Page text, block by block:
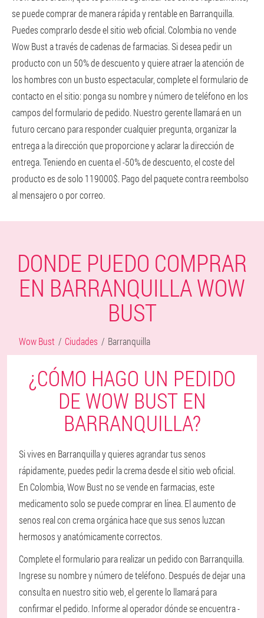
se puede comprar de manera rápida y rentable en Barranquilla.
Puedes comprarlo desde el sitio web oficial. Colombia no vende
Wow Bust a través de cadenas de farmacias. Si desea pedir un
producto con un 50% de descuento y quiere atraer la atención de
los hombres con un busto espectacular, complete el formulario de
contacto en el sitio: ponga su nombre y número de teléfono en los
campos del formulario de pedido. Nuestro gerente llamará en un
futuro cercano para responder cualquier pregunta, organizar la
entrega a la dirección que proporcione y aclarar la dirección de
entrega. Teniendo en cuenta el -50% de descuento, el coste del
producto es de solo 119000$. Pago del paquete contra reembolso
al mensajero o por correo.
DONDE PUEDO COMPRAR
EN BARRANQUILLA WOW
BUST
Wow Bust Ciudades Barranquilla
¿CÓMO HAGO UN PEDIDO
DE WOW BUST EN
BARRANQUILLA?
Si vives en Barranquilla y quieres agrandar tus senos
rápidamente, puedes pedir la crema desde el sitio web oficial.
En Colombia, Wow Bust no se vende en farmacias, este
medicamento solo se puede comprar en línea. El aumento de
senos real con crema orgánica hace que sus senos luzcan
hermosos y anatómicamente correctos.
Complete el formulario para realizar un pedido con Barranquilla.
Ingrese su nombre y número de teléfono. Después de dejar una
consulta en nuestro sitio web, el gerente lo llamará para
confirmar el pedido. Informe al operador dónde se encuentra -